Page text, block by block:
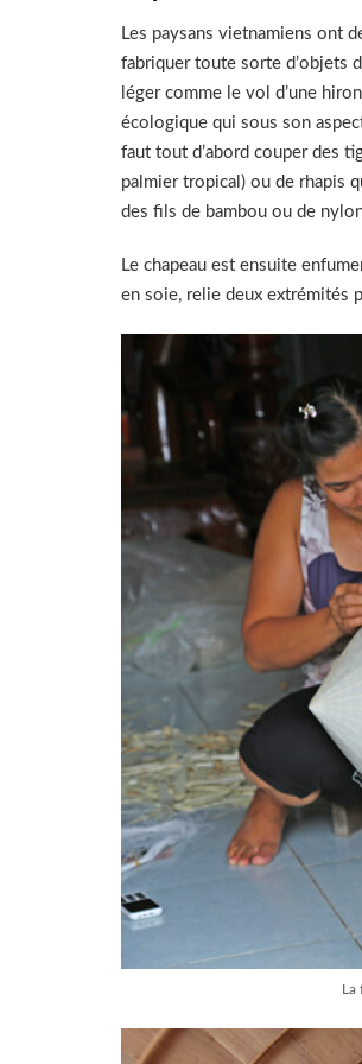
Les paysans vietnamiens ont
fabriquer toute sorte d’objets
léger comme le vol d’une
écologique qui sous son
faut tout d’abord couper des
palmier tropical) ou de rhapis
des fils de bambou ou de
Le chapeau est ensuite
en soie, relie deux extrémités
La